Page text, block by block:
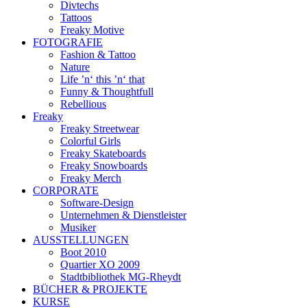
Divtechs
Tattoos
Freaky Motive
FOTOGRAFIE
Fashion & Tattoo
Nature
Life ’n‘ this ’n‘ that
Funny & Thoughtfull
Rebellious
Freaky
Freaky Streetwear
Colorful Girls
Freaky Skateboards
Freaky Snowboards
Freaky Merch
CORPORATE
Software-Design
Unternehmen & Dienstleister
Musiker
AUSSTELLUNGEN
Boot 2010
Quartier XO 2009
Stadtbibliothek MG-Rheydt
BÜCHER & PROJEKTE
KURSE